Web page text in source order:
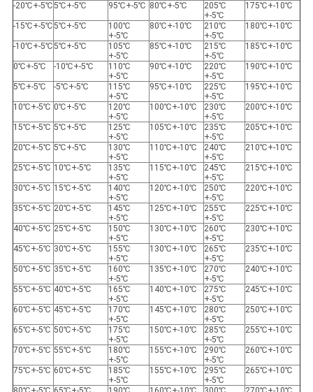
-20℃+-5℃5℃+-5℃ 95℃+-5℃ 80℃+-5℃
205℃
+-5℃
175℃+-10℃
-15℃+-5℃5℃+-5℃
100℃
+-5℃
80℃+-10℃
210℃
+-5℃
180℃+-10℃
-10℃+-5℃5℃+-5℃
105℃
+-5℃
85℃+-10℃
215℃
+-5℃
185℃+-10℃
0℃+-5℃ -10℃+-5℃
110℃
+-5℃
90℃+-10℃
220℃
+-5℃
190℃+-10℃
5℃+-5℃ -5℃+-5℃
115℃
+-5℃
95℃+-10℃
225℃
+-5℃
195℃+-10℃
10℃+-5℃ 0℃+-5℃
120℃
+-5℃
100℃+-10℃
230℃
+-5℃
200℃+-10℃
15℃+-5℃ 5℃+-5℃
125℃
+-5℃
105℃+-10℃
235℃
+-5℃
205℃+-10℃
20℃+-5℃ 5℃+-5℃
130℃
+-5℃
110℃+-10℃
240℃
+-5℃
210℃+-10℃
25℃+-5℃ 10℃+-5℃
135℃
+-5℃
115℃+-10℃
245℃
+-5℃
215℃+-10℃
30℃+-5℃ 15℃+-5℃
140℃
+-5℃
120℃+-10℃
250℃
+-5℃
220℃+-10℃
35℃+-5℃ 20℃+-5℃
145℃
+-5℃
125℃+-10℃
255℃
+-5℃
225℃+-10℃
40℃+-5℃ 25℃+-5℃
150℃
+-5℃
130℃+-10℃
260℃
+-5℃
230℃+-10℃
45℃+-5℃ 30℃+-5℃
155℃
+-5℃
130℃+-10℃
265℃
+-5℃
235℃+-10℃
50℃+-5℃ 35℃+-5℃
160℃
+-5℃
135℃+-10℃
270℃
+-5℃
240℃+-10℃
55℃+-5℃ 40℃+-5℃
165℃
+-5℃
140℃+-10℃
275℃
+-5℃
245℃+-10℃
60℃+-5℃ 45℃+-5℃
170℃
+-5℃
145℃+-10℃
280℃
+-5℃
250℃+-10℃
65℃+-5℃ 50℃+-5℃
175℃
+-5℃
150℃+-10℃
285℃
+-5℃
255℃+-10℃
70℃+-5℃ 55℃+-5℃
180℃
+-5℃
155℃+-10℃
290℃
+-5℃
260℃+-10℃
75℃+-5℃ 60℃+-5℃
185℃
+-5℃
155℃+-10℃
295℃
+-5℃
265℃+-10℃